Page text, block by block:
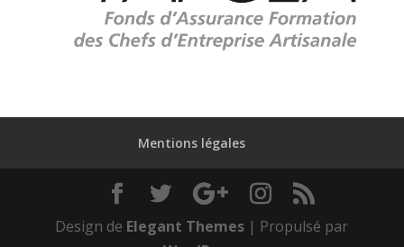
Mentions légales
Design de Elegant Themes | Propulsé par